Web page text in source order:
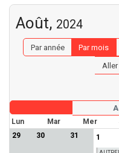
Août, 2024
Par année Par mois
Lun Mar Mer
29
30 31 1